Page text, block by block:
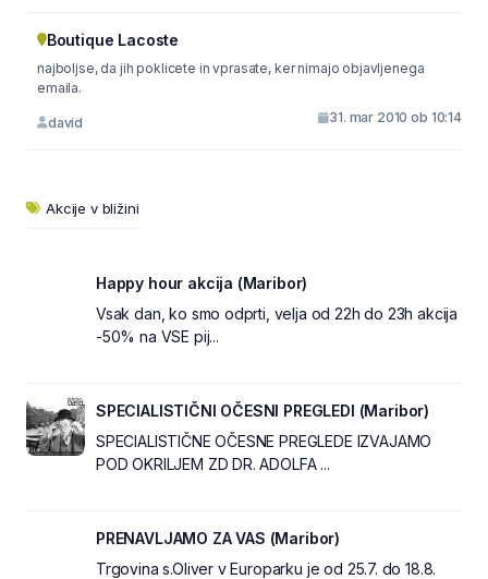
Boutique Lacoste
najboljse, da jih poklicete in vprasate, ker nimajo objavljenega
emaila.
david 31. mar 2010 ob 10:14
Akcije v bližini
Happy hour akcija (Maribor)
Vsak dan, ko smo odprti, velja od 22h do 23h akcija
-50% na VSE pij...
SPECIALISTIČNI OČESNI PREGLEDI (Maribor)
SPECIALISTIČNE OČESNE PREGLEDE IZVAJAMO
POD OKRILJEM ZD DR. ADOLFA ...
PRENAVLJAMO ZA VAS (Maribor)
Trgovina s.Oliver v Europarku je od 25.7. do 18.8.